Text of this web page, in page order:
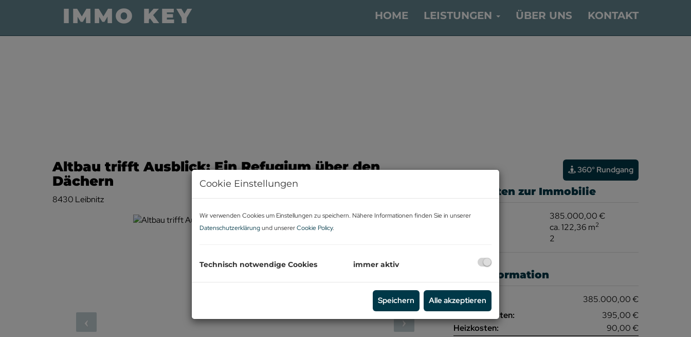
HOME LEISTUNGEN ÜBER UNS KONTAKT
Altbau trifft Ausblick: Ein Refugium über den
Dächern
8430 Leibnitz
360° Rundgang
Basisdaten zur Immobilie
Kaufpreis
385.000,00 €
ca. 122,36 m2
2
Preisinformation
Kaufpreis:
385.000,00 €
Betriebskosten:
395,00 €
Heizkosten:
90,00 €
Cookie Einstellungen
Wir verwenden Cookies um Einstellungen zu speichern. Nähere Informationen finden Sie in unserer
Datenschutzerklärungund unsererCookie Policy.
Technisch notwendige Cookies immer aktiv
Speichern Alle akzeptieren